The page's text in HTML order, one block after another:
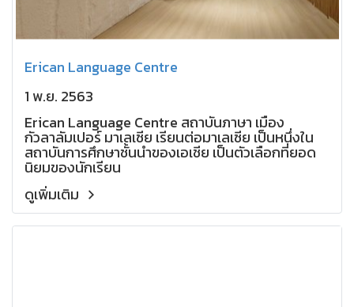
Erican Language Centre
1 พ.ย. 2563
Erican Language Centre สถาบันภาษา เมือง
กัวลาลัมเปอร์ มาเลเซีย เรียนต่อมาเลเซีย เป็นหนึ่งใน
สถาบันการศึกษาชั้นนำของเอเชีย เป็นตัวเลือกที่ยอด
นิยมของนักเรียน
ดูเพิ่มเติม